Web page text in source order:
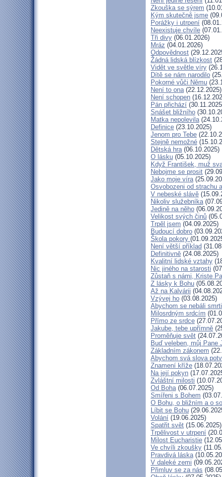
Zkouška se sýrem
Kým skutečně jsme
Porážky i utrpení
Neexistuje chvíle
Tři divy (06.01.2026)
Mráz (04.01.2026)
Odpovědnost
Žádná lidská blízkost
Vidět ve světle víry
Dítě se nám narodilo
Pokorné vůči Němu
Není to ona(22.12.2025)
Není schopen
Pán přichází
Snášet bližního
Matka nepolevila
Definice (23.10.2025)
Jenom pro Tebe
Stejně nemožné
Dětská hra(06.10.2025)
O lásku (05.10.2025)
Když František, muž
Nebojme se prosit
Jako moje víra
Osvobozeni od strachu
V nebeské slávě
Nikoliv služebníka
Jedině na něho
Velikost svých činů
Trpěl jsem (04.09.2025)
Budoucí dobro
Škola pokory
Není větší příklad
Definitivně (24.08.2025)
Kvalitní lidské vztahy
Nic jiného na starosti
Zůstaň s námi, Kriste
Z lásky k Bohu
Až na Kalvárii
Vzývej ho (03.08.2025)
Abychom se nebáli smrti
Milosrdným srdcím
Přímo ze srdce
Jakube, tebe upřímně
Proměňuje svět
Buď veleben, můj Pane
Základním zákonem
Abychom svá slova
Znamení kříže
Na její pokyn
Zvláštní milosti
Od Boha(06.07.2025)
Smířeni s Bohem
O Bohu, o bližním a o
Líbit se Bohu
Volání (19.06.2025)
Spatřit svět (15.06.2025)
Trpělivost v utrpení
Milost Eucharistie
Ve chvíli zkoušky
Pravdivá láska
V daleké zemi
Přimluv se za nás